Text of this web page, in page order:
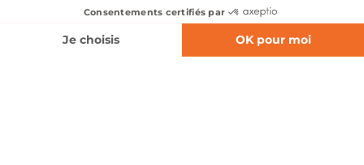
0366140335